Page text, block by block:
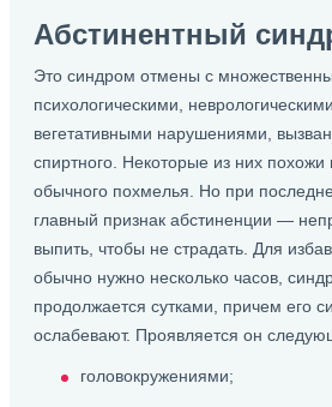
Абстинентный
Это синдром отмены с
психологическими,
вегетативными нарушениями,
спиртного. Некоторые из них
обычного похмелья. Но при
главный признак абстиненции —
выпить, чтобы не страдать. Для
обычно нужно несколько часов,
продолжается сутками, причем его
ослабевают. Проявляется он
головокружениями;